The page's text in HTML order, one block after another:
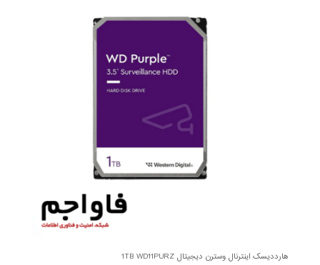
هارددیسک اینترنال وسترن دیجیتال 1TB WD11PURZ